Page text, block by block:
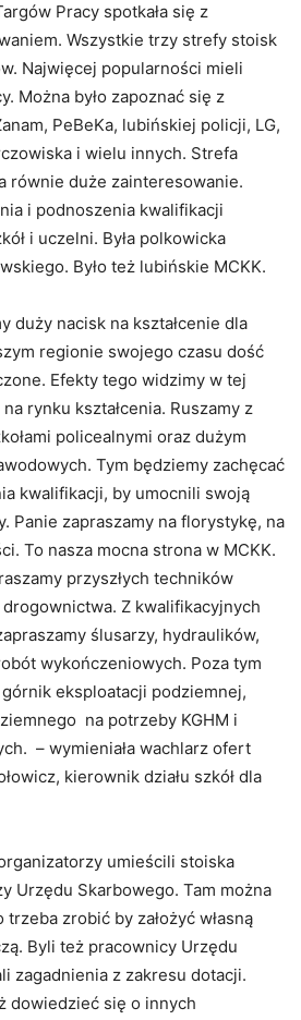
Pracy spotkała się z
Wszystkie trzy strefy stoisk
Najwięcej popularności mieli
Można było zapoznać się z
PeBeKa, lubińskiej policji, LG,
i wielu innych. Strefa
równie duże zainteresowanie.
i podnoszenia kwalifikacji
i uczelni. Była polkowicka
Było też lubińskie MCKK.
duży nacisk na kształcenie dla
regionie swojego czasu dość
Efekty tego widzimy w tej
rynku kształcenia. Ruszamy z
policealnymi oraz dużym
Tym będziemy zachęcać
kwalifikacji, by umocnili swoją
Panie zapraszamy na florystykę, na
To nasza mocna strona w MCKK.
przyszłych techników
Z kwalifikacyjnych
ślusarzy, hydraulików,
wykończeniowych. Poza tym
eksploatacji podziemnej,
na potrzeby KGHM i
– wymieniała wachlarz ofert
kierownik działu szkół dla
umieścili stoiska
Urzędu Skarbowego. Tam można
zrobić by założyć własną
Byli też pracownicy Urzędu
zagadnienia z zakresu dotacji.
dowiedzieć się o innych